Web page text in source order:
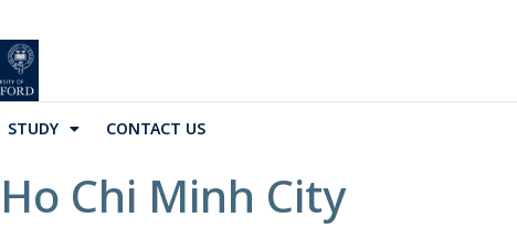
STUDY CONTACT US
Ho Chi Minh City